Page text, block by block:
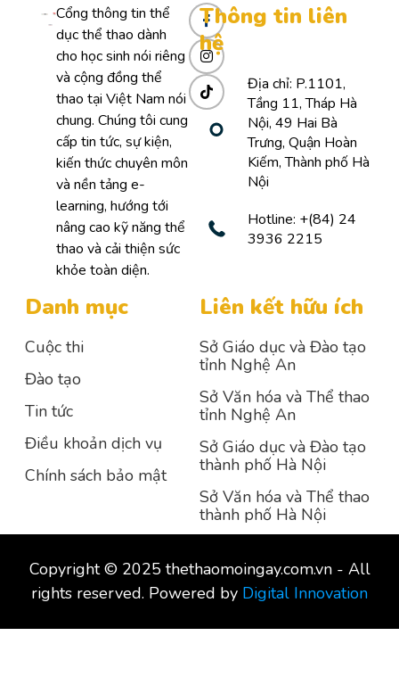
Cổng thông tin thể
dục thể thao dành
cho học sinh nói riêng
và cộng đồng thể
thao tại Việt Nam nói
chung. Chúng tôi cung
cấp tin tức, sự kiện,
kiến thức chuyên môn
và nền tảng e-
learning, hướng tới
nâng cao kỹ năng thể
thao và cải thiện sức
khỏe toàn diện.
Thông tin liên
hệ
Địa chỉ: P.1101,
Tầng 11, Tháp Hà
Nội, 49 Hai Bà
Trưng, Quận Hoàn
Kiếm, Thành phố Hà
Nội
Hotline: +(84) 24
3936 2215
Danh mục
Cuộc thi
Đào tạo
Tin tức
Điều khoản dịch vụ
Chính sách bảo mật
Liên kết hữu ích
Sở Giáo dục và Đào tạo
tỉnh Nghệ An
Sở Văn hóa và Thể thao
tỉnh Nghệ An
Sở Giáo dục và Đào tạo
thành phố Hà Nội
Sở Văn hóa và Thể thao
thành phố Hà Nội
Copyright © 2025 thethaomoingay.com.vn - All
rights reserved. Powered by Digital Innovation